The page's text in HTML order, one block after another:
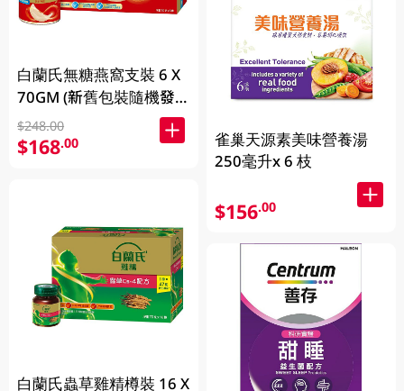
白蘭氏無糖燕窩支裝 6 X
70GM (新舊包裝隨機發
放)
$248.00
$168.00
白蘭氏蟲草雞精樽裝 16 X
雀巢天源素美味營養湯
250毫升x 6 枝
$156.00